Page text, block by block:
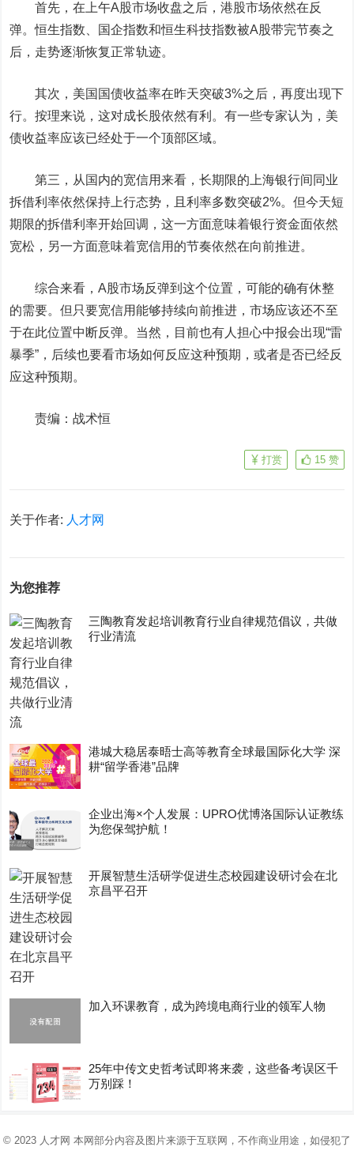
首先，在上午A股市场收盘之后，港股市场依然在反
弹。恒生指数、国企指数和恒生科技指数被A股带完节奏之
后，走势逐渐恢复正常轨迹。
其次，美国国债收益率在昨天突破3%之后，再度出现下
行。按理来说，这对成长股依然有利。有一些专家认为，美
债收益率应该已经处于一个顶部区域。
第三，从国内的宽信用来看，长期限的 上海银行间同业
拆借利率依然保持上行态势，且利率多数突破2%。但今天短
期限的拆借利率开始回调，这一方面意味着银行资金面依然
宽松，另一方面意味着宽信用的节奏依然在向前推进。
综合来看，A股市场反弹到这个位置，可能的确有休整
的需要。但只要宽信用能够持续向前推进，市场应该还不至
于在此位置中断反弹。当然，目前也有人担心中报会出现“雷
暴季”，后续也要看市场如何反应这种预期，或者是否已经反
应这种预期。
责编：战术恒
15 赞
打赏
关于作者: 人才网
为您推荐
三陶教育发起培训教育行业自律规范倡议，共做
行业清流
港城大稳居泰晤士高等教育全球最国际化大学 深
耕“留学香港”品牌
企业出海×个人发展：UPRO优博洛国际认证教练
为您保驾护航！
开展智慧生活研学促进生态校园建设研讨会在北
京昌平召开
加入环课教育，成为跨境电商行业的领军人物
25年中传文史哲考试即将来袭，这些备考误区千
万别踩！
© 2023 人才网 本网部分内容及图片来源于互联网，不作商业用途，如侵犯了